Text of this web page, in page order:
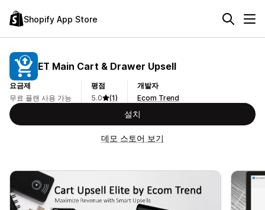
Shopify App Store
ET Main Cart & Drawer Upsell
요금제
무료 플랜 사용 가능
평점
5.0
(1)
개발자
Ecom Trend
설치
데모 스토어 보기